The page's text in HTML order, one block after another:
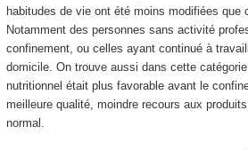
habitudes de vie ont été moins modifiées que
Notamment des personnes sans activité
confinement, ou celles ayant continué à
domicile. On trouve aussi dans cette
nutritionnel était plus favorable avant le
meilleure qualité, moindre recours aux
normal.